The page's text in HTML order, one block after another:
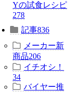
Yの試食レシピ
278
記事836
メーカー新
商品206
イチオシ！
34
バイヤー推